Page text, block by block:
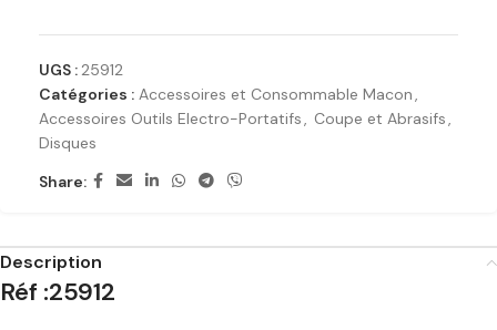
UGS : 25912
Catégories : Accessoires et Consommable Macon,
Accessoires Outils Electro-Portatifs, Coupe et Abrasifs,
Disques
Share:
Description
Réf :25912